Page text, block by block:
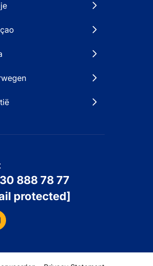
888 78 77
protected]